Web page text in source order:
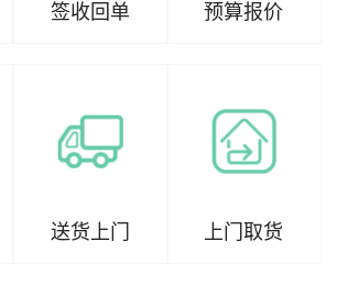
签收回单 预算报价
送货上门 上门取货